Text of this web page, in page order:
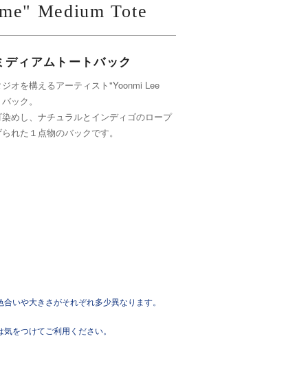
Medium Tote
ィアムトートバック
オを構えるアーティスト"Yoonmi Lee
ック。
めし、ナチュラルとインディゴのロープ
れた１点物のバックです。
いや大きさがそれぞれ多少異なります。
をつけてご利用ください。